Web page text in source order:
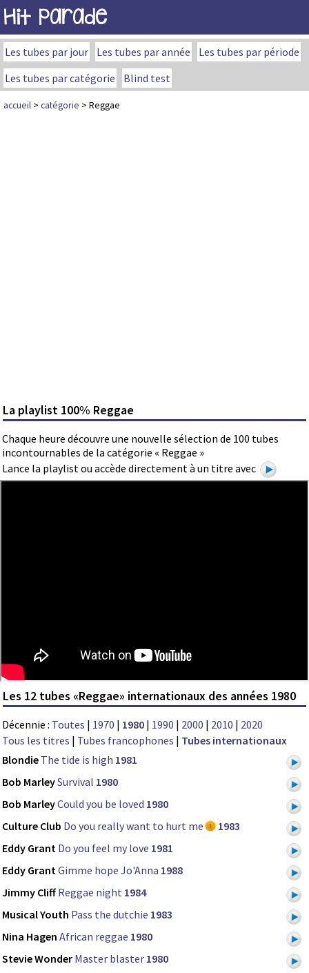
Hit Parade
Les tubes par jour Les tubes par année
Les tubes par période
Les tubes par catégorie
Blind test
accueil > catégorie > Reggae
La playlist 100% Reggae
Chaque heure découvre une nouvelle sélection de 100 tubes
incontournables de la catégorie « Reggae »
Lance la playlist ou accède directement à un titre avec
Les 12 tubes «Reggae» internationaux des années 1980
Décennie : Toutes | 1970 | 1980 | 1990 | 2000 | 2010 | 2020
Tous les titres | Tubes francophones | Tubes internationaux
Blondie The tide is high 1981
Bob MarleySurvival 1980
Bob MarleyCould you be loved 1980
Culture Club Do you really want to hurt me
1983
Eddy Grant Do you feel my love 1981
Eddy GrantGimme hope Jo'Anna 1988
Jimmy Cliff Reggae night 1984
Musical Youth Pass the dutchie 1983
Nina Hagen African reggae 1980
Stevie Wonder Master blaster 1980